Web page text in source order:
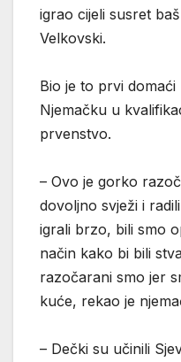
igrao cijeli susret
Velkovski.
Bio je to prvi
Njemačku u
prvenstvo.
– Ovo je gorko
dovoljno svježi i
igrali brzo, bili smo
način kako bi bili
razočarani smo jer
kuće, rekao je
– Dečki su učinili